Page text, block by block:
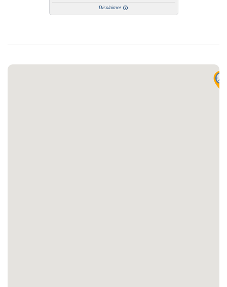
Disclaimer